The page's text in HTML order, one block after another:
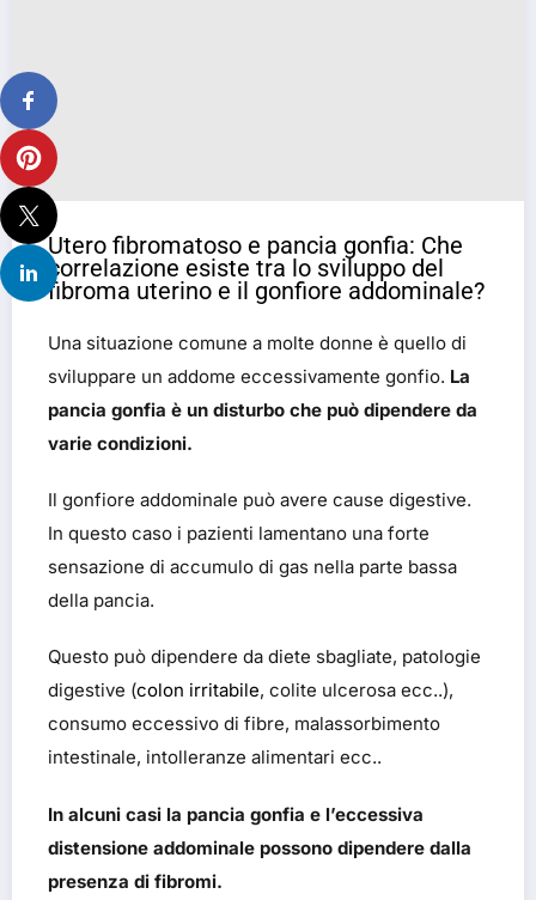
Utero fibromatoso e pancia gonfia: Che
correlazione esiste tra lo sviluppo del
fibroma uterino e il gonfiore addominale?
Una situazione comune a molte donne è quello di
sviluppare un addome eccessivamente gonfio. La
pancia gonfia è un disturbo che può dipendere da
varie condizioni.
Il gonfiore addominale può avere cause digestive.
In questo caso i pazienti lamentano una forte
sensazione di accumulo di gas nella parte bassa
della pancia.
Questo può dipendere da diete sbagliate, patologie
digestive (colon irritabile, colite ulcerosa ecc..),
consumo eccessivo di fibre, malassorbimento
intestinale, intolleranze alimentari ecc..
In alcuni casi la pancia gonfia e l’eccessiva
distensione addominale possono dipendere dalla
presenza di fibromi.